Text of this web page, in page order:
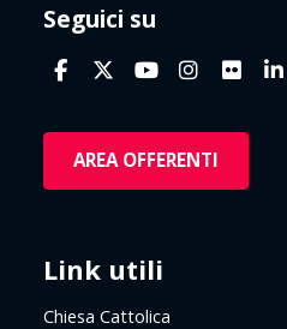
Seguici su
AREA OFFERENTI
Link utili
Chiesa Cattolica